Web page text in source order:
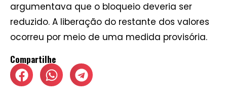
argumentava que o bloqueio deveria ser
reduzido. A liberação do restante dos valores
ocorreu por meio de uma medida provisória.
Compartilhe